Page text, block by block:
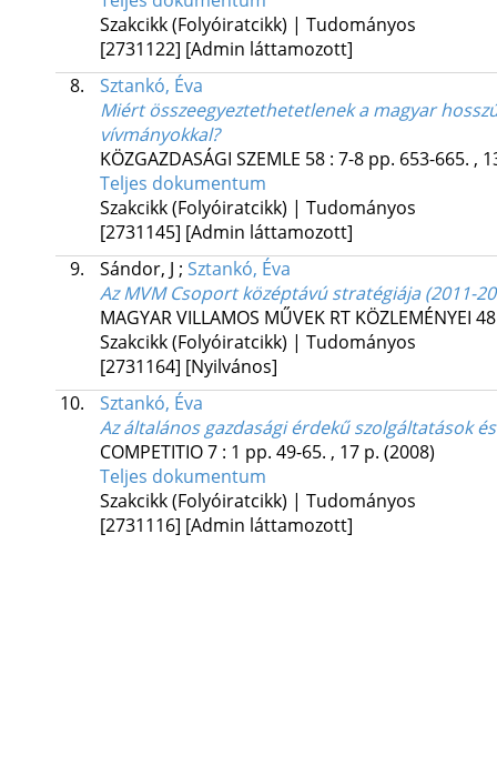
Szakcikk (Folyóiratcikk) | Tudományos
[2731122] [Admin láttamozott]
8.
Sztankó, Éva
Miért összeegyeztethetetlenek a magyar
vívmányokkal?
KÖZGAZDASÁGI SZEMLE 58: 7-8 pp. 653-665. ,
Teljes dokumentum
Szakcikk (Folyóiratcikk) | Tudományos
[2731145] [Admin láttamozott]
9.
Sándor, J ; Sztankó, Éva
Az MVM Csoport középtávú stratégiája (2011-
MAGYAR VILLAMOS MŰVEK RT KÖZLEMÉNYEI 48
Szakcikk (Folyóiratcikk) | Tudományos
[2731164] [Nyilvános]
10.
Sztankó, Éva
Az általános gazdasági érdekű szolgáltatások
COMPETITIO7: 1 pp. 49-65. , 17 p. (2008)
Teljes dokumentum
Szakcikk (Folyóiratcikk) | Tudományos
[2731116] [Admin láttamozott]